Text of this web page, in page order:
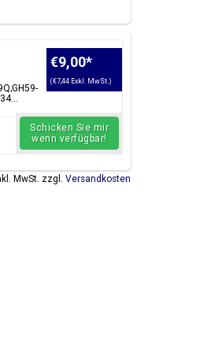
€9,00*
(€7,44 Exkl. MwSt.)
Schicken Sie mir
wenn verfügbar!
MwSt. zzgl. Versandkosten